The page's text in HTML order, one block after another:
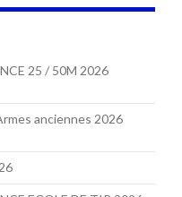
25 / 50M 2026
anciennes 2026